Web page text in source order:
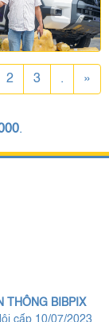
2 3 . »
.
THÔNG BIBPIX